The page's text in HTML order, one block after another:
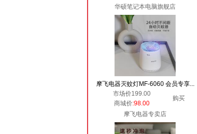
华硕笔记本电脑旗舰店
摩飞电器灭蚊灯MF-6060 会员专享...
市场价199.00
购买
商城价:98.00
摩飞电器专卖店